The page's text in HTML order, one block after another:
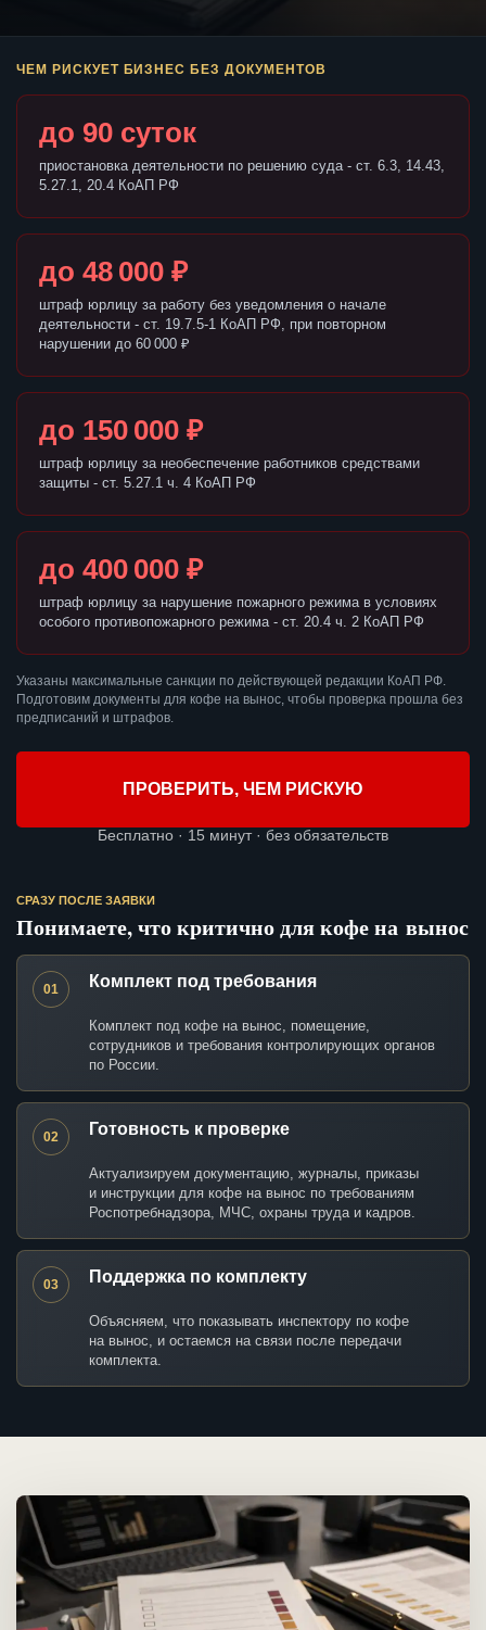
ЧЕМ РИСКУЕТ БИЗНЕС БЕЗ ДОКУМЕНТОВ
до 90 суток
приостановка деятельности по решению суда - ст. 6.3, 14.43,
5.27.1, 20.4 КоАП РФ
до 48 000 ₽
штраф юрлицу за работу без уведомления о начале
деятельности - ст. 19.7.5-1 КоАП РФ, при повторном
нарушении до 60 000 ₽
до 150 000 ₽
штраф юрлицу за необеспечение работников средствами
защиты - ст. 5.27.1 ч. 4 КоАП РФ
до 400 000 ₽
штраф юрлицу за нарушение пожарного режима в условиях
особого противопожарного режима - ст. 20.4 ч. 2 КоАП РФ
Указаны максимальные санкции по действующей редакции КоАП РФ.
Подготовим документы для кофе на вынос, чтобы проверка прошла без
предписаний и штрафов.
ПРОВЕРИТЬ, ЧЕМ РИСКУЮ
Бесплатно · 15 минут · без обязательств
СРАЗУ ПОСЛЕ ЗАЯВКИ
Понимаете, что критично для кофе на вынос
01 Комплект под требования
Комплект под кофе на вынос, помещение,
сотрудников и требования контролирующих органов
по России.
02 Готовность к проверке
Актуализируем документацию, журналы, приказы
и инструкции для кофе на вынос по требованиям
Роспотребнадзора, МЧС, охраны труда и кадров.
03 Поддержка по комплекту
Объясняем, что показывать инспектору по кофе
на вынос, и остаемся на связи после передачи
комплекта.